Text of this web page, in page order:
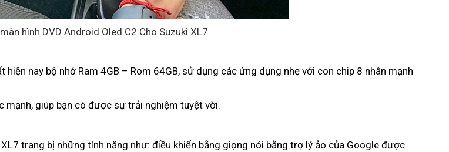
hình DVD Android Oled C2 Cho Suzuki XL7
nay bộ nhớ Ram 4GB – Rom 64GB, sử dụng các ứng dụng nhẹ với con chip 8 nhân mạnh
mạnh, giúp bạn có được sự trải nghiệm tuyệt vời.
trang bị những tính năng như: điều khiển bằng giọng nói bằng trợ lý ảo của Google được